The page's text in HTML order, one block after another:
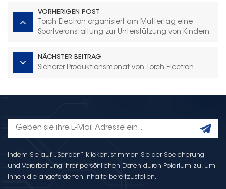
VORHERIGEN POST
Torch Electron organisiert am Muttertag eine
Sportveranstaltung zur Unterstützung von Kindern
NÄCHSTER BEITRAG
Sicherer Produktionsmonat von Torch Electron
Indem Sie auf „Senden“ klicken, stimmen Sie der Speicherung
und Verarbeitung Ihrer persönlichen Daten durch Polarium zu, um
Ihnen die angeforderten Inhalte bereitzustellen.